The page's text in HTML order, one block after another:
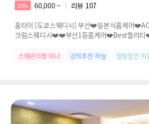
15% 60,000 ~ 리뷰 107
홈타이 [도쿄스웨디시] 부산❤️일본식홈케어
크림스웨디시❤️❤️부산1등홈케어❤️Best퀄리
스웨관리짱 미나 강력추천 하늘 힐링장인 지